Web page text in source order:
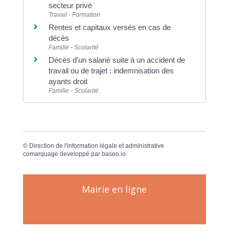
secteur privé
Travail - Formation
Rentes et capitaux versés en cas de
décès
Famille - Scolarité
Décès d'un salarié suite à un accident de
travail ou de trajet : indemnisation des
ayants droit
Famille - Scolarité
© Direction de l'information légale et administrative
comarquage developpé par baseo.io
Mairie en ligne